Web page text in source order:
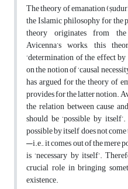
The theory of emanation
the Islamic philosophy for the
theory originates from
Avicenna’s works, this
‘determination of the effect by
on the notion of ‘causal
has argued for the theory of
provides for the latter notion.
the relation between cause
should be ‘possible by
possible by itself does not
—i.e., it comes out of the mere
is ‘necessary by itself’.
crucial role in bringing
existence.